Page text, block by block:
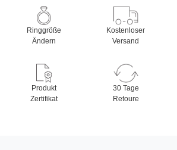
Ringgröße
Ändern
Kostenloser
Versand
Produkt
Zertifikat
30 Tage
Retoure